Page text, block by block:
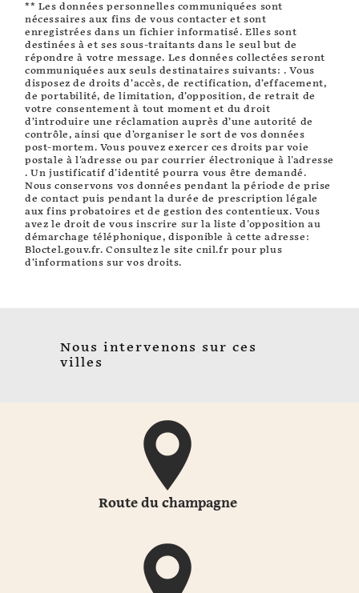
** Les données personnelles communiquées sont
nécessaires aux fins de vous contacter et sont
enregistrées dans un fichier informatisé. Elles sont
destinées à et ses sous-traitants dans le seul but de
répondre à votre message. Les données collectées seront
communiquées aux seuls destinataires suivants: . Vous
disposez de droits d’accès, de rectification, d’effacement,
de portabilité, de limitation, d’opposition, de retrait de
votre consentement à tout moment et du droit
d’introduire une réclamation auprès d’une autorité de
contrôle, ainsi que d’organiser le sort de vos données
post-mortem. Vous pouvez exercer ces droits par voie
postale à l'adresse ou par courrier électronique à l'adresse
. Un justificatif d'identité pourra vous être demandé.
Nous conservons vos données pendant la période de prise
de contact puis pendant la durée de prescription légale
aux fins probatoires et de gestion des contentieux. Vous
avez le droit de vous inscrire sur la liste d'opposition au
démarchage téléphonique, disponible à cette adresse:
Bloctel.gouv.fr. Consultez le site cnil.fr pour plus
d’informations sur vos droits.
Nous intervenons sur ces
villes
Route du champagne